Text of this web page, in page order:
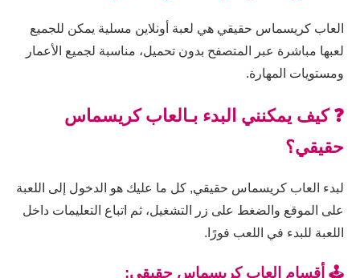
العاب كريسماس حقيقي هي لعبة أونلاين مسلية يمكن للجميع
لعبها مباشرة عبر المتصفح بدون تحميل، مناسبة لجميع الأعمار
ومستويات المهارة.
❓ كيف يمكنني البدء بـالعاب كريسماس
حقيقي؟
لبدء العاب كريسماس حقيقي, كل ما عليك هو الدخول إلى اللعبة
على الموقع والضغط على زر التشغيل، ثم اتباع التعليمات داخل
اللعبة للبدء في اللعب فورًا.
🕹️ أقسام العاب كريسماس حقيقي: